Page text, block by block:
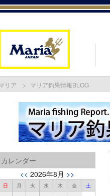
リア マリア釣果情報BLOG
カレンダー
<< 2026年8月 >>
日 月 火 水 木 金 土